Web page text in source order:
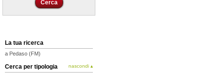
La tua ricerca
a Pedaso (FM)
Cerca per tipologia nascondi ▴